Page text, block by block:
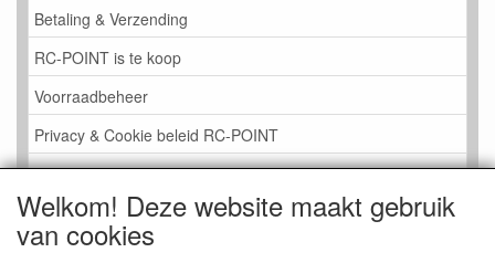
Betaling & Verzending
RC-POINT is te koop
Voorraadbeheer
Privacy & Cookie beleid RC-POINT
LINK PAGINA
Gastenboek RC-POINT
Kijkje in de Winkel
Welkom! Deze website maakt gebruik
van cookies